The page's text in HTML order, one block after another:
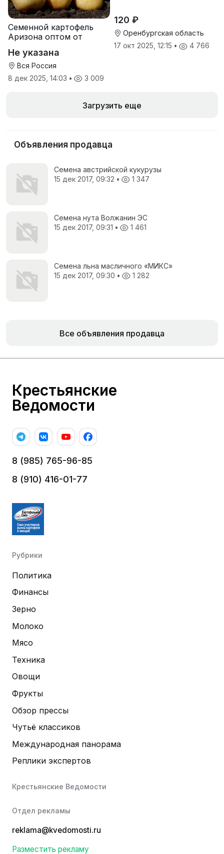
Семенной картофель
Аризона оптом от
Не указана
Вся Россия
8 дек 2025, 14:03 • 3 009
120 ₽
Оренбургская область
17 окт 2025, 12:15 • 4 766
Загрузить еще
Объявления продавца
Семена австрийской кукурузы
15 дек 2017, 09:32 • 1 347
Семена нута Волжанин ЭС
15 дек 2017, 09:31 • 1 461
Семена льна масличного «МИКС»
15 дек 2017, 09:30 • 1 282
Все объявления продавца
Крестьянские
Ведомости
8 (985) 765-96-85
8 (910) 416-01-77
Рубрики
Политика
Финансы
Зерно
Молоко
Мясо
Техника
Овощи
Фрукты
Обзор прессы
Чутьё классиков
Международная панорама
Реплики экспертов
Крестьянские Ведомости
Отдел рекламы
reklama@kvedomosti.ru
Разместить рекламу